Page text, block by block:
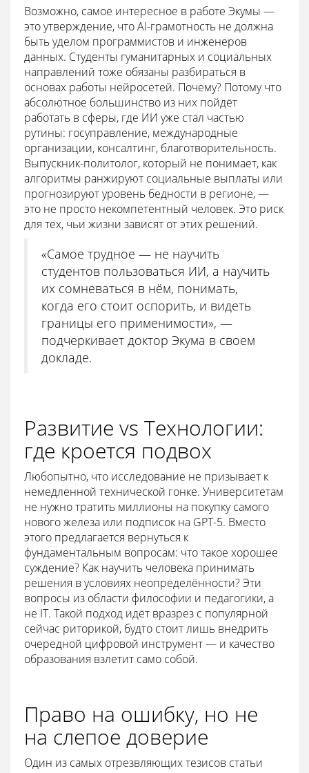
Возможно, самое интересное в работе Экумы —
это утверждение, что AI-грамотность не должна
быть уделом программистов и инженеров
данных. Студенты гуманитарных и социальных
направлений тоже обязаны разбираться в
основах работы нейросетей. Почему? Потому что
абсолютное большинство из них пойдёт
работать в сферы, где ИИ уже стал частью
рутины: госуправление, международные
организации, консалтинг, благотворительность.
Выпускник-политолог, который не понимает, как
алгоритмы ранжируют социальные выплаты или
прогнозируют уровень бедности в регионе, —
это не просто некомпетентный человек. Это риск
для тех, чьи жизни зависят от этих решений.
«Самое трудное — не научить
студентов пользоваться ИИ, а научить
их сомневаться в нём, понимать,
когда его стоит оспорить, и видеть
границы его применимости», —
подчеркивает доктор Экума в своем
докладе.
Развитие vs Технологии:
где кроется подвох
Любопытно, что исследование не призывает к
немедленной технической гонке. Университетам
не нужно тратить миллионы на покупку самого
нового железа или подписок на GPT-5. Вместо
этого предлагается вернуться к
фундаментальным вопросам: что такое хорошее
суждение? Как научить человека принимать
решения в условиях неопределённости? Эти
вопросы из области философии и педагогики, а
не IT. Такой подход идёт вразрез с популярной
сейчас риторикой, будто стоит лишь внедрить
очередной цифровой инструмент — и качество
образования взлетит само собой.
Право на ошибку, но не
на слепое доверие
Один из самых отрезвляющих тезисов статьи